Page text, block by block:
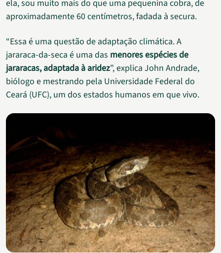
ela, sou muito mais do que uma pequenina cobra, de
aproximadamente 60 centímetros, fadada à secura.
“Essa é uma questão de adaptação climática. A
jararaca-da-seca é uma das menores espécies de
jararacas, adaptada à aridez”, explica John Andrade,
biólogo e mestrando pela Universidade Federal do
Ceará (UFC), um dos estados humanos em que vivo.